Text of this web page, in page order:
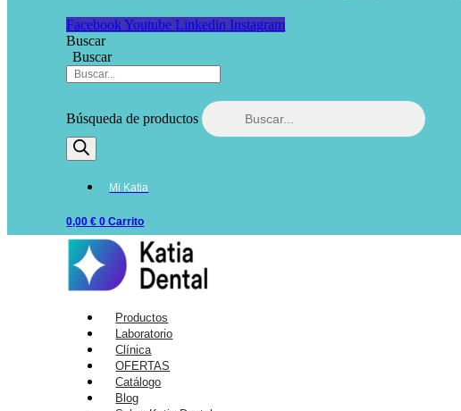
Facebook Youtube Linkedin Instagram
Buscar
Buscar
Búsqueda de productos
Mi Katia
0,00€ 0 Carrito
Productos
Laboratorio
Clínica
OFERTAS
Catálogo
Blog